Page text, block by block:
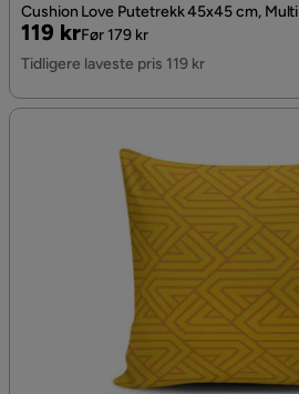
Cushion Love Putetrekk 45x45 cm, Multi
Pris
119 kr
Original
Pris
Før 179 kr
Tidligere laveste pris 119 kr